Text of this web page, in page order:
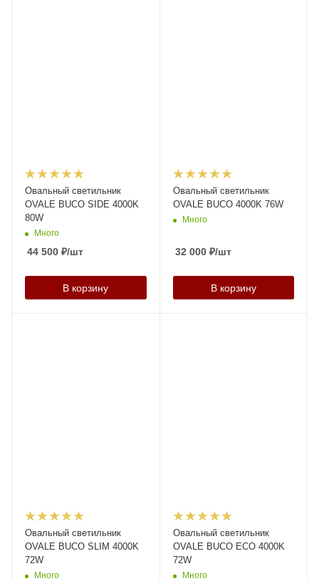
Овальный светильник
OVALE BUCO SIDE 4000K
80W
Много
44 500 ₽/шт
В корзину
Овальный светильник
OVALE BUCO 4000K 76W
Много
32 000₽/шт
В корзину
Овальный светильник
OVALE BUCO SLIM 4000K
72W
Много
Овальный светильник
OVALE BUCO ECO 4000K
72W
Много